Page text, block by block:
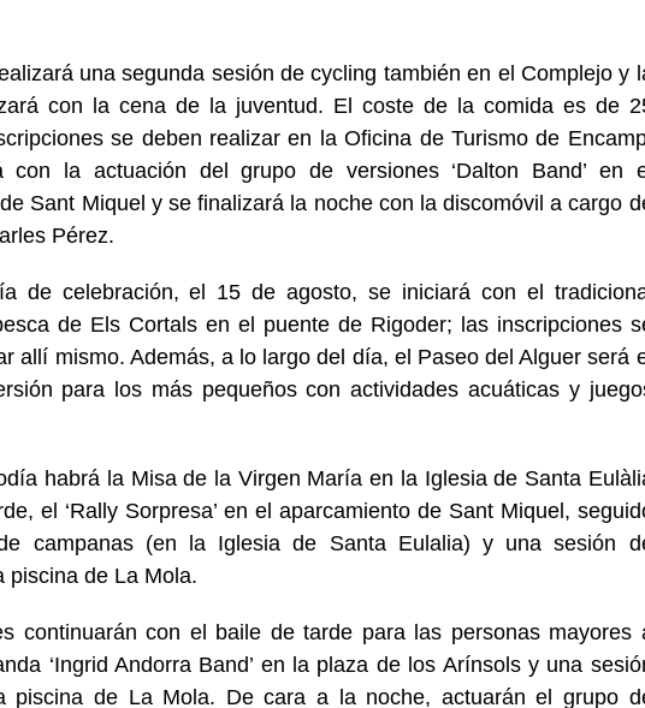
una segunda sesión de cycling también en el Complejo y
con la cena de la juventud. El coste de la comida es de
se deben realizar en la Oficina de Turismo de
con la actuación del grupo de versiones ‘Dalton Band’ en
Sant Miquel y se finalizará la noche con la discomóvil a cargo
Pérez.
de celebración, el 15 de agosto, se iniciará con el
de Els Cortals en el puente de Rigoder; las inscripciones
allí mismo. Además, a lo largo del día, el Paseo del Alguer será
para los más pequeños con actividades acuáticas y
habrá la Misa de la Virgen María en la Iglesia de Santa
el ‘Rally Sorpresa’ en el aparcamiento de Sant Miquel,
campanas (en la Iglesia de Santa Eulalia) y una sesión
piscina de La Mola.
continuarán con el baile de tarde para las personas mayores
‘Ingrid Andorra Band’ en la plaza de los Arínsols y una
piscina de La Mola. De cara a la noche, actuarán el grupo